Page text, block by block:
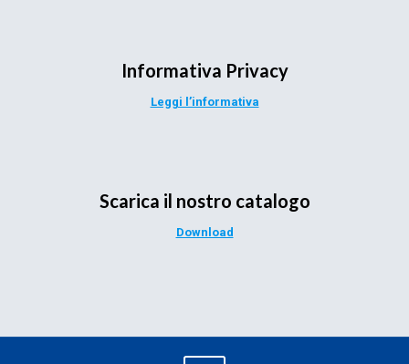
Informativa Privacy
Leggi l’informativa
Scarica il nostro catalogo
Download